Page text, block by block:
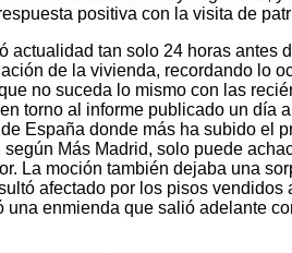
positiva con la visita de
actualidad tan solo 24 horas antes
de la vivienda, recordando lo
no suceda lo mismo con las
torno al informe publicado un día
España donde más ha subido el
Más Madrid, solo puede
La moción también dejaba una
afectado por los pisos vendidos
una enmienda que salió adelante